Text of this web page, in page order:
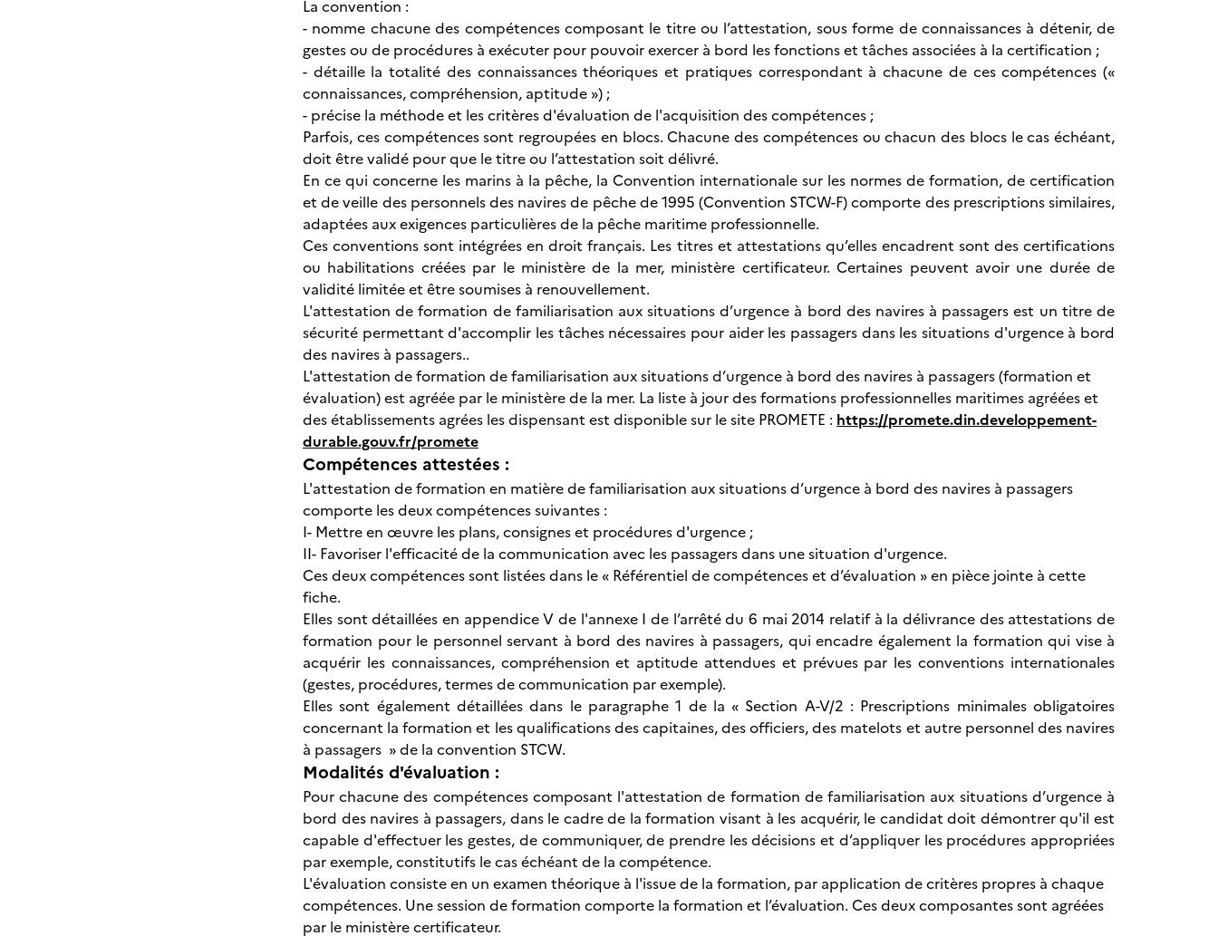
La convention :
- nomme chacune des compétences composant le titre ou l’attestation, sous forme de connaissances à détenir, de
gestes ou de procédures à exécuter pour pouvoir exercer à bord les fonctions et tâches associées à la certification ;
- détaille la totalité des connaissances théoriques et pratiques correspondant à chacune de ces compétences («
connaissances, compréhension, aptitude ») ;
- précise la méthode et les critères d'évaluation de l'acquisition des compétences ;
Parfois, ces compétences sont regroupées en blocs. Chacune des compétences ou chacun des blocs le cas échéant,
doit être validé pour que le titre ou l’attestation soit délivré.
En ce qui concerne les marins à la pêche, la Convention internationale sur les normes de formation, de certification
et de veille des personnels des navires de pêche de 1995 (Convention STCW-F) comporte des prescriptions similaires,
adaptées aux exigences particulières de la pêche maritime professionnelle.
Ces conventions sont intégrées en droit français. Les titres et attestations qu’elles encadrent sont des certifications
ou habilitations créées par le ministère de la mer, ministère certificateur. Certaines peuvent avoir une durée de
validité limitée et être soumises à renouvellement.
L'attestation de formation de familiarisation aux situations d’urgence à bord des navires à passagers est un titre de
sécurité permettant d'accomplir les tâches nécessaires pour aider les passagers dans les situations d'urgence à bord
des navires à passagers..
L'attestation de formation de familiarisation aux situations d’urgence à bord des navires à passagers (formation et
évaluation) est agréée par le ministère de la mer. La liste à jour des formations professionnelles maritimes agréées et
des établissements agrées les dispensant est disponible sur le site PROMETE : https://promete.din.developpement-
durable.gouv.fr/promete
Compétences attestées :
L'attestation de formation en matière de familiarisation aux situations d’urgence à bord des navires à passagers
comporte les deux compétences suivantes :
I- Mettre en œuvre les plans, consignes et procédures d'urgence ;
II- Favoriser l'efficacité de la communication avec les passagers dans une situation d'urgence.
Ces deux compétences sont listées dans le « Référentiel de compétences et d’évaluation » en pièce jointe à cette
fiche.
Elles sont détaillées en appendice V de l'annexe I de l’arrêté du 6 mai 2014 relatif à la délivrance des attestations de
formation pour le personnel servant à bord des navires à passagers, qui encadre également la formation qui vise à
acquérir les connaissances, compréhension et aptitude attendues et prévues par les conventions internationales
(gestes, procédures, termes de communication par exemple).
Elles sont également détaillées dans le paragraphe 1 de la « Section A-V/2 : Prescriptions minimales obligatoires
concernant la formation et les qualifications des capitaines, des officiers, des matelots et autre personnel des navires
à passagers » de la convention STCW.
Modalités d'évaluation :
Pour chacune des compétences composant l'attestation de formation de familiarisation aux situations d’urgence à
bord des navires à passagers, dans le cadre de la formation visant à les acquérir, le candidat doit démontrer qu'il est
capable d'effectuer les gestes, de communiquer, de prendre les décisions et d’appliquer les procédures appropriées
par exemple, constitutifs le cas échéant de la compétence.
L'évaluation consiste en un examen théorique à l'issue de la formation, par application de critères propres à chaque
compétences. Une session de formation comporte la formation et l’évaluation. Ces deux composantes sont agréées
par le ministère certificateur.